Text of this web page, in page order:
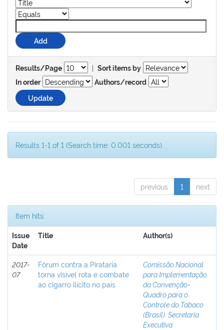
Results/Page | Sort items by
In order
Authors/record
Results 1-1 of 1 (Search time: 0.001 seconds).
previous 1 next
Item hits:
Issue
Date
Title Author(s)
2017-
07
Fórum contra a Pirataria
torna visível rota e combate
ao cigarro ilícito no país
Comissão Nacional
para Implementação
da Convenção-
Quadro para o
Controle do Tabaco
(Brasil). Secretaria
Executiva